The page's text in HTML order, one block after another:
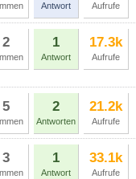
Antwort Aufrufe
2 1
Antwort
17.3k
Aufrufe
5 2
Antworten
21.2k
Aufrufe
3 1
Antwort
33.1k
Aufrufe